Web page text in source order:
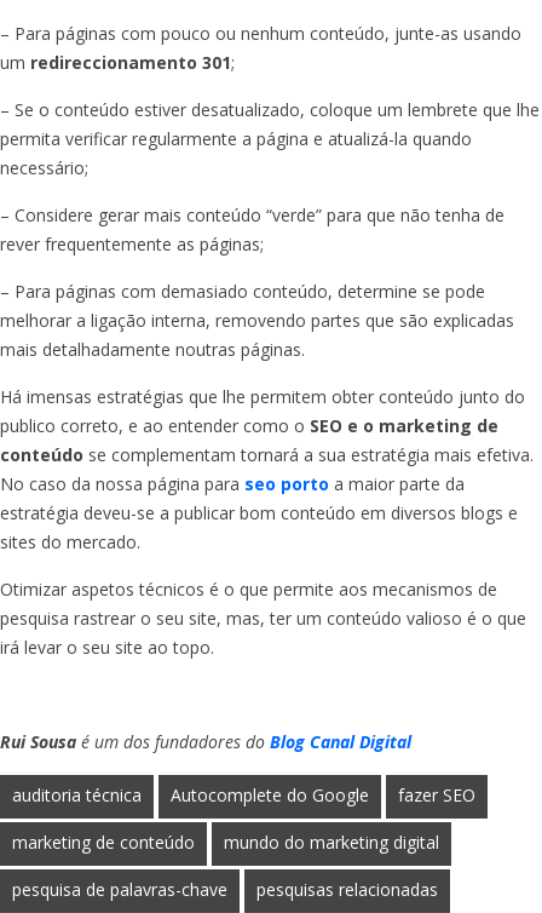
– Para páginas com pouco ou nenhum conteúdo, junte-as usando
um redireccionamento 301;
– Se o conteúdo estiver desatualizado, coloque um lembrete que lhe
permita verificar regularmente a página e atualizá-la quando
necessário;
– Considere gerar mais conteúdo “verde” para que não tenha de
rever frequentemente as páginas;
– Para páginas com demasiado conteúdo, determine se pode
melhorar a ligação interna, removendo partes que são explicadas
mais detalhadamente noutras páginas.
Há imensas estratégias que lhe permitem obter conteúdo junto do
publico correto, e ao entender como o SEO e o marketing de
conteúdo se complementam tornará a sua estratégia mais efetiva.
No caso da nossa página para seo porto a maior parte da
estratégia deveu-se a publicar bom conteúdo em diversos blogs e
sites do mercado.
Otimizar aspetos técnicos é o que permite aos mecanismos de
pesquisa rastrear o seu site, mas, ter um conteúdo valioso é o que
irá levar o seu site ao topo.
Rui Sousa é um dos fundadores do Blog Canal Digital
auditoria técnica Autocomplete do Google fazer SEO
marketing de conteúdo mundo do marketing digital
pesquisa de palavras-chave pesquisas relacionadas